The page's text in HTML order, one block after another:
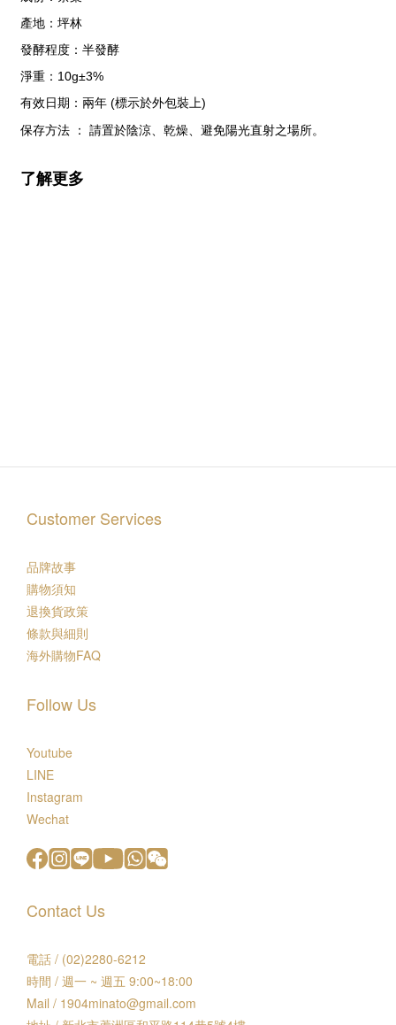
產地：坪林
發酵程度：半發酵
淨重：10g±3%
有效日期：兩年 (標示於外包裝上)
保存方法 ： 請置於陰涼、乾燥、避免陽光直射之場所。
了解更多
Customer Services
品牌故事
購物須知
退換貨政策
條款與細則
海外購物FAQ
Follow Us
Youtube
LINE
Instagram
Wechat
Contact Us
電話 / (02)2280-6212
時間 / 週一 ~ 週五 9:00~18:00
Mail / 1904minato@gmail.com